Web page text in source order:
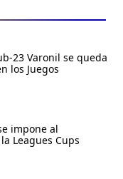
23 Varonil se queda
los Juegos
impone al
Leagues Cups